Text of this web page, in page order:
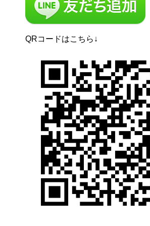
QRコードはこちら↓